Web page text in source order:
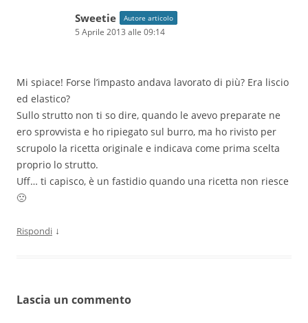
Sweetie Autore articolo
5 Aprile 2013 alle 09:14
Mi spiace! Forse l’impasto andava lavorato di più? Era liscio
ed elastico?
Sullo strutto non ti so dire, quando le avevo preparate ne
ero sprovvista e ho ripiegato sul burro, ma ho rivisto per
scrupolo la ricetta originale e indicava come prima scelta
proprio lo strutto.
Uff… ti capisco, è un fastidio quando una ricetta non riesce
🙁
Rispondi ↓
Lascia un commento